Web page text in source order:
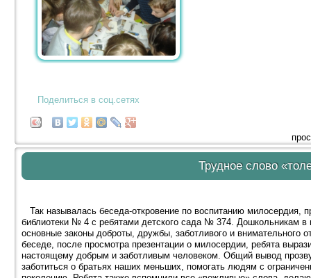
Поделиться в соц.сетях
Трудное слово
Так называлась беседа-откровение по воспитанию милосердия,
библиотеки № 4 с ребятами детского сада № 374. Дошкольникам в
основные законы доброты, дружбы, заботливого и
беседе, после просмотра презентации о милосердии, ребята
настоящему добрым и заботливым человеком. Общий вывод
заботиться о братьях наших меньших, помогать людям с